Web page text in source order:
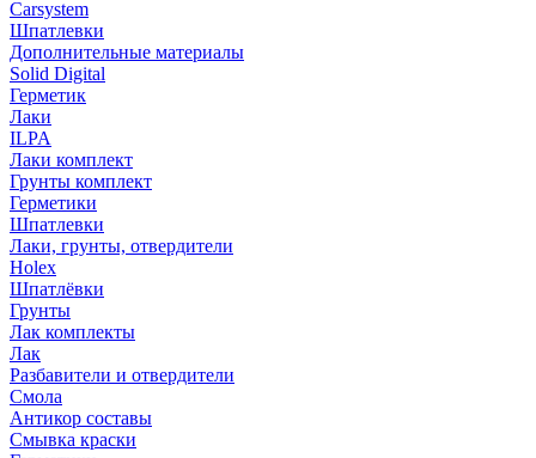
Carsystem
Шпатлевки
Дополнительные материалы
Solid Digital
Герметик
Лаки
ILPA
Лаки комплект
Грунты комплект
Герметики
Шпатлевки
Лаки, грунты, отвердители
Holex
Шпатлёвки
Грунты
Лак комплекты
Лак
Разбавители и отвердители
Смола
Антикор составы
Смывка краски